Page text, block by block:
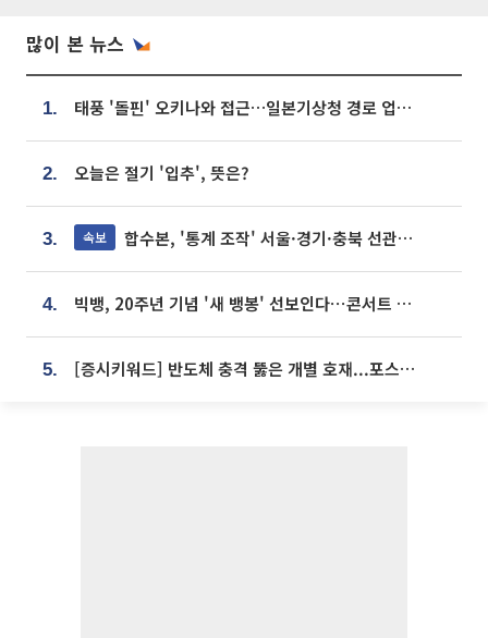
많이 본 뉴스
1. 태풍 '돌핀' 오키나와 접근…일본기상청 경로 업데이트
2. 오늘은 절기 '입추', 뜻은?
3. 속보 합수본, '통계 조작' 서울·경기·충북 선관위 등 추가 압수수색
4. 빅뱅, 20주년 기념 '새 뱅봉' 선보인다⋯콘서트 앞두고 팝업 개최
5. [증시키워드] 반도체 충격 뚫은 개별 호재...포스코퓨처엠·에코프로·한화솔루션 '눈길'